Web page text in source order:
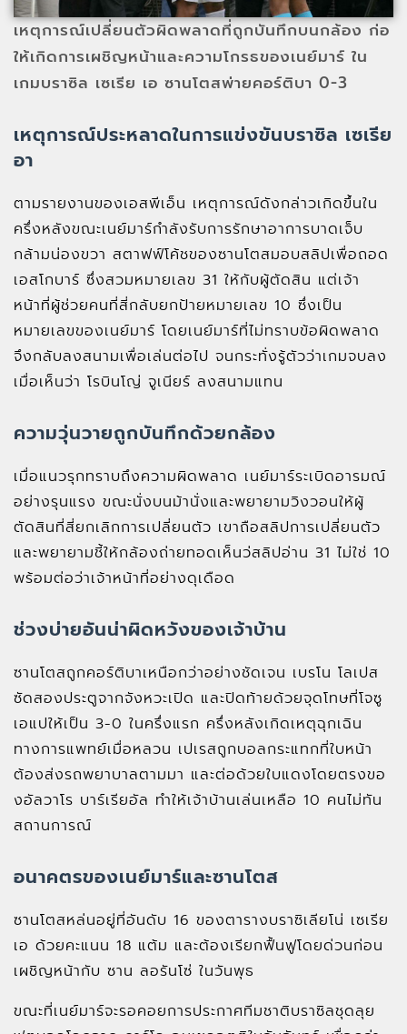
เหตุการณ์เปลี่ยนตัวผิดพลาดที่ถูกบันทึกบนกล้อง ก่อ
ให้เกิดการเผชิญหน้าและความโกรธของเนย์มาร์ ใน
เกมบราซิล เซเรีย เอ ซานโตสพ่ายคอร์ติบา 0-3
เหตุการณ์ประหลาดในการแข่งขันบราซิล เซเรีย
อา
ตามรายงานของเอสพีเอ็น เหตุการณ์ดังกล่าวเกิดขึ้นใน
ครึ่งหลังขณะเนย์มาร์กำลังรับการรักษาอาการบาดเจ็บ
กล้ามน่องขวา สตาฟฟ์โค้ชของซานโตสมอบสลิปเพื่อถอด
เอสโกบาร์ ซึ่งสวมหมายเลข 31 ให้กับผู้ตัดสิน แต่เจ้า
หน้าที่ผู้ช่วยคนที่สี่กลับยกป้ายหมายเลข 10 ซึ่งเป็น
หมายเลขของเนย์มาร์ โดยเนย์มาร์ที่ไม่ทราบข้อผิดพลาด
จึงกลับลงสนามเพื่อเล่นต่อไป จนกระทั่งรู้ตัวว่าเกมจบลง
เมื่อเห็นว่า โรบินโญ่ จูเนียร์ ลงสนามแทน
ความวุ่นวายถูกบันทึกด้วยกล้อง
เมื่อแนวรุกทราบถึงความผิดพลาด เนย์มาร์ระเบิดอารมณ์
อย่างรุนแรง ขณะนั่งบนม้านั่งและพยายามวิงวอนให้ผู้
ตัดสินที่สี่ยกเลิกการเปลี่ยนตัว เขาถือสลิปการเปลี่ยนตัว
และพยายามชี้ให้กล้องถ่ายทอดเห็นว่สลิปอ่าน 31 ไม่ใช่ 10
พร้อมต่อว่าเจ้าหน้าที่อย่างดุเดือด
ช่วงบ่ายอันน่าผิดหวังของเจ้าบ้าน
ซานโตสถูกคอร์ติบาเหนือกว่าอย่างชัดเจน เบรโน โลเปส
ซัดสองประตูจากจังหวะเปิด และปิดท้ายด้วยจุดโทษที่โจซู
เอแปให้เป็น 3-0 ในครึ่งแรก ครึ่งหลังเกิดเหตุฉุกเฉิน
ทางการแพทย์เมื่อหลวน เปเรสถูกบอลกระแทกที่ใบหน้า
ต้องส่งรถพยาบาลตามมา และต่อด้วยใบแดงโดยตรงขอ
งอัลวาโร บาร์เรียอัล ทำให้เจ้าบ้านเล่นเหลือ 10 คนไม่ทัน
สถานการณ์
อนาคตรของเนย์มาร์และซานโตส
ซานโตสหล่นอยู่ที่อันดับ 16 ของตารางบราซิเลียโน่ เซเรีย
เอ ด้วยคะแนน 18 แต้ม และต้องเรียกฟื้นฟูโดยด่วนก่อน
เผชิญหน้ากับ ซาน ลอรันโซ่ ในวันพุธ
ขณะที่เนย์มาร์จะรอคอยการประกาศทีมชาติบราซิลชุดลุย